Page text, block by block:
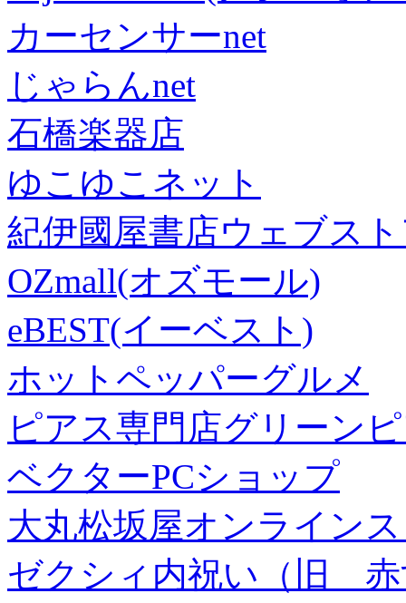
カーセンサーnet
じゃらんnet
石橋楽器店
ゆこゆこネット
紀伊國屋書店ウェブス
OZmall(オズモール)
eBEST(イーベスト)
ホットペッパーグルメ
ピアス専門店グリーン
ベクターPCショップ
大丸松坂屋オンライン
ゼクシィ内祝い（旧 赤